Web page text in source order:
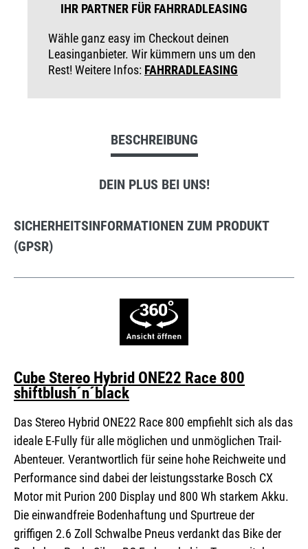
IHR PARTNER FÜR FAHRRADLEASING
Wähle ganz easy im Checkout deinen
Leasinganbieter. Wir kümmern uns um den
Rest! Weitere Infos: FAHRRADLEASING
BESCHREIBUNG
DEIN PLUS BEI UNS!
SICHERHEITSINFORMATIONEN ZUM PRODUKT
(GPSR)
Cube Stereo Hybrid ONE22 Race 800
shiftblush´n´black
Das Stereo Hybrid ONE22 Race 800 empfiehlt sich als das
ideale E-Fully für alle möglichen und unmöglichen Trail-
Abenteuer. Verantwortlich für seine hohe Reichweite und
Performance sind dabei der leistungsstarke Bosch CX
Motor mit Purion 200 Display und 800 Wh starkem Akku.
Die einwandfreie Bodenhaftung und Spurtreue der
griffigen 2.6 Zoll Schwalbe Pneus verdankt das Bike der